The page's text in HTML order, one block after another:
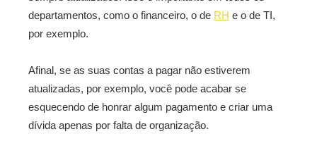
departamentos, como o financeiro, o de RH e o de TI,
por exemplo.
Afinal, se as suas contas a pagar não estiverem
atualizadas, por exemplo, você pode acabar se
esquecendo de honrar algum pagamento e criar uma
dívida apenas por falta de organização.